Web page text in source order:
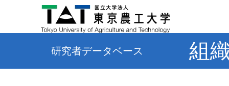
研究者データベース 組